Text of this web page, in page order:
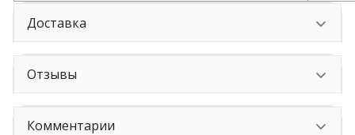
Доставка
Отзывы
Комментарии